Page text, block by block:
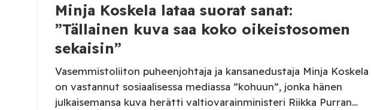
Minja Koskela lataa suorat sanat:
”Tällainen kuva saa koko oikeistosomen
sekaisin”
Vasemmistoliiton puheenjohtaja ja kansanedustaja Minja Koskela
on vastannut sosiaalisessa mediassa ”kohuun”, jonka hänen
julkaisemansa kuva herätti valtiovarainministeri Riikka Purran